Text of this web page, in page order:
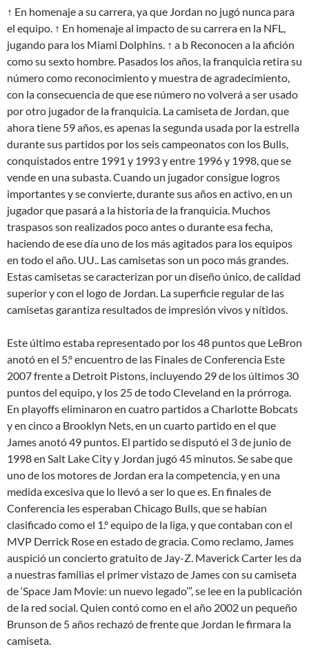
↑ En homenaje a su carrera, ya que Jordan no jugó nunca para
el equipo. ↑ En homenaje al impacto de su carrera en la NFL,
jugando para los Miami Dolphins. ↑ a b Reconocen a la afición
como su sexto hombre. Pasados los años, la franquicia retira su
número como reconocimiento y muestra de agradecimiento,
con la consecuencia de que ese número no volverá a ser usado
por otro jugador de la franquicia. La camiseta de Jordan, que
ahora tiene 59 años, es apenas la segunda usada por la estrella
durante sus partidos por los seis campeonatos con los Bulls,
conquistados entre 1991 y 1993 y entre 1996 y 1998, que se
vende en una subasta. Cuando un jugador consigue logros
importantes y se convierte, durante sus años en activo, en un
jugador que pasará a la historia de la franquicia. Muchos
traspasos son realizados poco antes o durante esa fecha,
haciendo de ese día uno de los más agitados para los equipos
en todo el año. UU.. Las camisetas son un poco más grandes.
Estas camisetas se caracterizan por un diseño único, de calidad
superior y con el logo de Jordan. La superficie regular de las
camisetas garantiza resultados de impresión vivos y nítidos.
Este último estaba representado por los 48 puntos que LeBron
anotó en el 5.º encuentro de las Finales de Conferencia Este
2007 frente a Detroit Pistons, incluyendo 29 de los últimos 30
puntos del equipo, y los 25 de todo Cleveland en la prórroga.
En playoffs eliminaron en cuatro partidos a Charlotte Bobcats
y en cinco a Brooklyn Nets, en un cuarto partido en el que
James anotó 49 puntos. El partido se disputó el 3 de junio de
1998 en Salt Lake City y Jordan jugó 45 minutos. Se sabe que
uno de los motores de Jordan era la competencia, y en una
medida excesiva que lo llevó a ser lo que es. En finales de
Conferencia les esperaban Chicago Bulls, que se habían
clasificado como el 1.º equipo de la liga, y que contaban con el
MVP Derrick Rose en estado de gracia. Como reclamo, James
auspició un concierto gratuito de Jay-Z. Maverick Carter les da
a nuestras familias el primer vistazo de James con su camiseta
de ‘Space Jam Movie: un nuevo legado’”, se lee en la publicación
de la red social. Quien contó como en el año 2002 un pequeño
Brunson de 5 años rechazó de frente que Jordan le firmara la
camiseta.